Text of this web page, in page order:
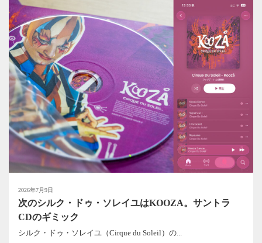
2026年7月9日
次のシルク・ドゥ・ソレイユはKOOZA。サントラ
CDのギミック
シルク・ドゥ・ソレイユ（Cirque du Soleil）の...